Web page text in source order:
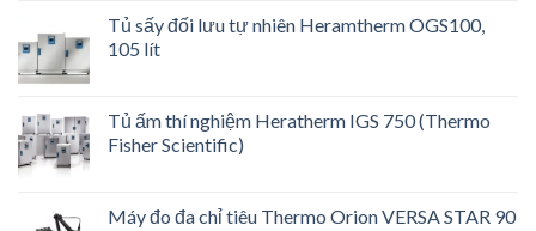
Tủ sấy đối lưu tự nhiên Heramtherm OGS100,
105 lít
Tủ ấm thí nghiệm Heratherm IGS 750 (Thermo
Fisher Scientific)
Máy đo đa chỉ tiêu Thermo Orion VERSA STAR 90